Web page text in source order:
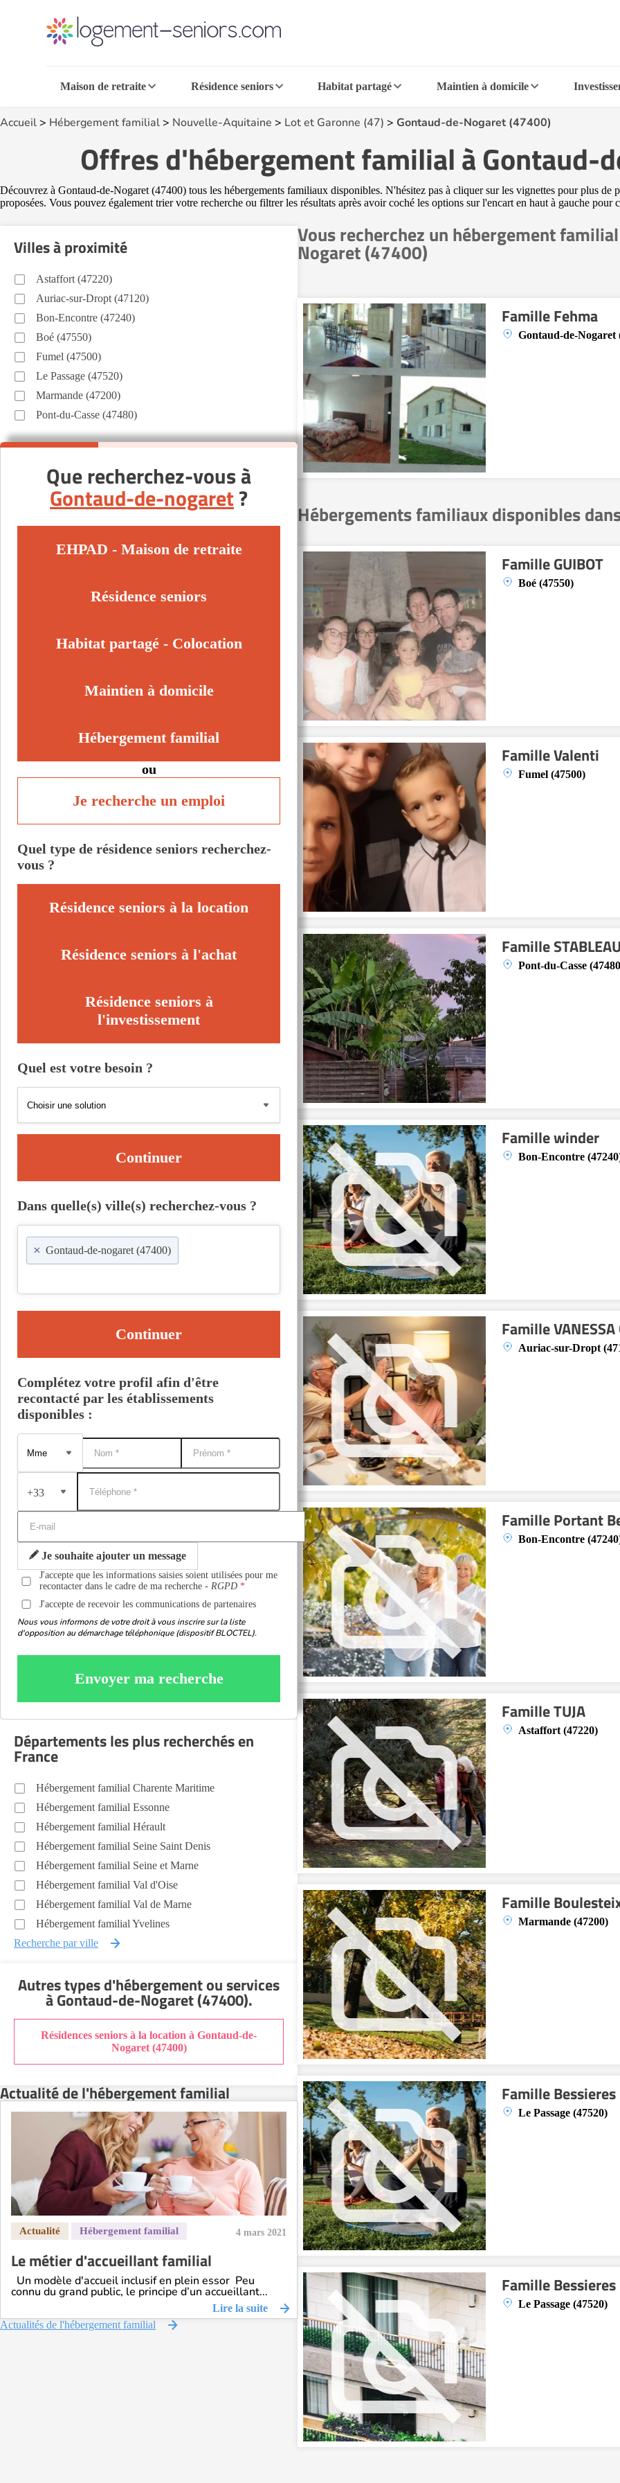
Maison de retraite Résidence seniors Habitat partagé Maintien à domicile
Accueil> Hébergement familial> Nouvelle-Aquitaine > Lot et Garonne (47) > Gontaud-de-Nogaret (47400)
Offres d'hébergement familial à Gontaud-
Découvrez à Gontaud-de-Nogaret (47400) tous les hébergements familiaux disponibles. N'hésitez pas à cliquer sur les vignettes pour plus de
proposées. Vous pouvez également trier votre recherche ou filtrer les résultats après avoir coché les options sur l'encart en haut à gauche
Vous recherchez un hébergement
Nogaret (47400)
Famille Fehma
Gontaud-de-Nogaret
Hébergements familiaux disponibles
Famille GUIBOT
Boé (47550)
Famille Valenti
Fumel (47500)
Famille STABLEAU
Pont-du-Casse
Famille winder
Bon-Encontre
Famille VANESSA
Auriac-sur-Dropt
Famille Portant
Bon-Encontre
Famille TUJA
Astaffort (47220)
Famille
Marmande (47200)
Famille Bessieres
Le Passage (47520)
Famille Bessieres
Le Passage (47520)
Villes à proximité
Astaffort (47220)
Auriac-sur-Dropt (47120)
Bon-Encontre (47240)
Boé (47550)
Fumel (47500)
Le Passage (47520)
Marmande (47200)
Pont-du-Casse (47480)
Que recherchez-vous à
Gontaud-de-nogaret?
EHPAD - Maison de retraite
Résidence seniors
Habitat partagé - Colocation
Maintien à domicile
Hébergement familial
ou
Je recherche un emploi
Quel type de résidence seniors recherchez-
vous ?
Résidence seniors à la location
Résidence seniors à l'achat
Résidence seniors à
l'investissement
Quel est votre besoin ?
Continuer
Dans quelle(s) ville(s) recherchez-vous ?
× Gontaud-de-nogaret (47400)
Continuer
Complétez votre profil afin d'être
recontacté par les établissements
disponibles :
+33
Je souhaite ajouter un message
J'accepte que les informations saisies soient utilisées pour me
recontacter dans le cadre de ma recherche -RGPD
J'accepte de recevoir les communications de partenaires
Nous vous informons de votre droit à vous inscrire sur la liste
d'opposition au démarchage téléphonique (dispositif BLOCTEL).
Envoyer ma recherche
Départements les plus recherchés en
France
Hébergement familial Charente Maritime
Hébergement familial Essonne
Hébergement familial Hérault
Hébergement familial Seine Saint Denis
Hébergement familial Seine et Marne
Hébergement familial Val d'Oise
Hébergement familial Val de Marne
Hébergement familial Yvelines
Recherche par ville
Autres types d'hébergement ou services
à Gontaud-de-Nogaret (47400).
Résidences seniors à la location à Gontaud-de-
Nogaret (47400)
Actualité de l'hébergement familial
4 mars 2021
Le métier d'accueillant familial
Un modèle d'accueil inclusif en plein essor Peu
connu du grand public, le principe d’un accueillant...
Lire la suite
Actualités de l'hébergement familial